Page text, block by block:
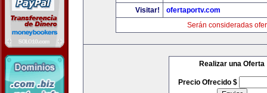
Visitar!
ofertaportv.com
Serán consideradas
Realizar una Oferta
Precio Ofrecido $